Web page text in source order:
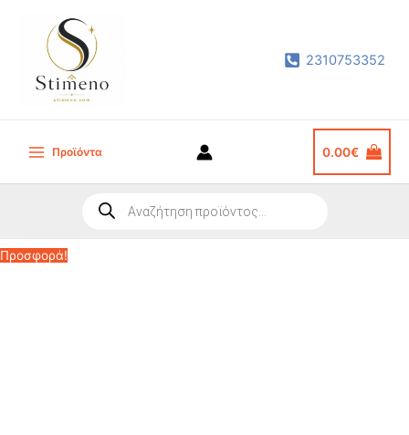
περιεχόμενο
2310753352
Main
Προϊόντα 0.00€
search
Προσφορά!